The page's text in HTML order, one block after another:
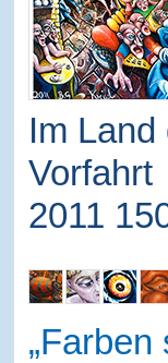
Im
Vorfahrt
2011
Farben